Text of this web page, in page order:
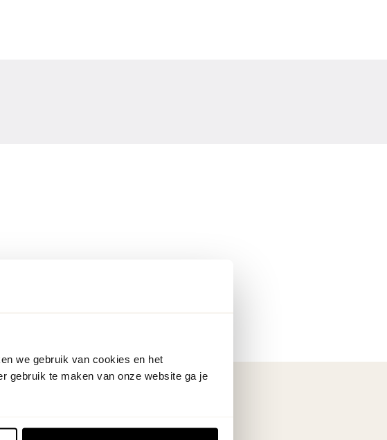
we gebruik van cookies en het
gebruik te maken van onze website ga je